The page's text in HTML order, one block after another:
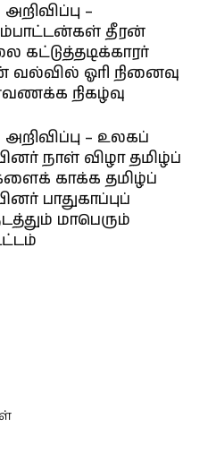
–
தீரன்
கட்டுத்தடிக்காரர்
ஓரி நினைவு
நிகழ்வு
– உலகப்
நாள் விழா தமிழ்ப்
காக்க தமிழ்ப்
பாதுகாப்புப்
மாபெரும்